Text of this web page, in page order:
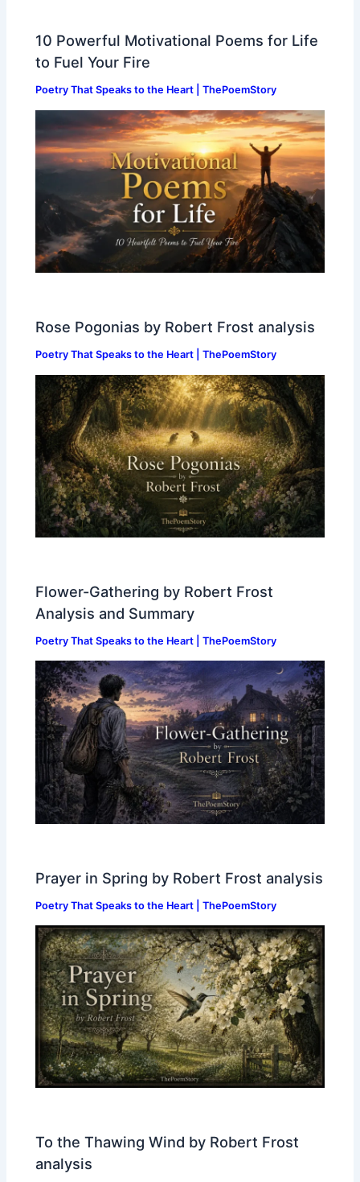
10 Powerful Motivational Poems for Life
to Fuel Your Fire
Poetry That Speaks to the Heart | ThePoemStory
Rose Pogonias by Robert Frost analysis
Poetry That Speaks to the Heart | ThePoemStory
Flower-Gathering by Robert Frost
Analysis and Summary
Poetry That Speaks to the Heart | ThePoemStory
Prayer in Spring by Robert Frost analysis
Poetry That Speaks to the Heart | ThePoemStory
To the Thawing Wind by Robert Frost
analysis